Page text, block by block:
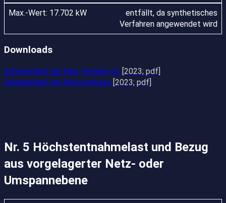
entfällt, da synthetisches
Verfahren angewendet wird
Downloads
Summenlast der Nsp.-Kunden oL [2023; pdf]
Summenlast der Netzverluste [2023; pdf]
Nr. 5 Höchstentnahmelast und Bezug
aus vorgelagerter Netz- oder
Umspannebene